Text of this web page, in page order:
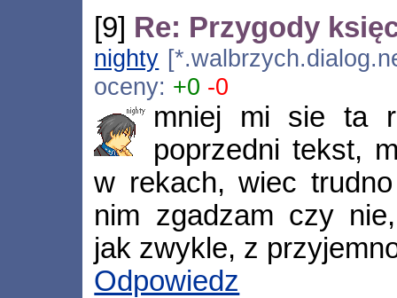
[9] Re: Przygody
nighty
oceny: +0 -0
mniej mi sie ta
poprzedni tekst,
w rekach, wiec
nim zgadzam czy
jak zwykle, z
Odpowiedz